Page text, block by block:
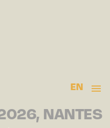
EN
NANTES